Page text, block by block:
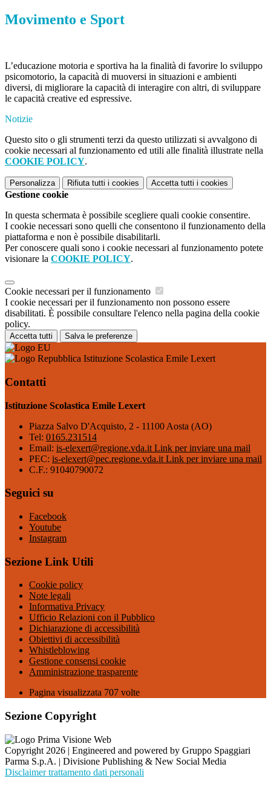
Movimento e Sport
L’educazione motoria e sportiva ha la finalità di favorire lo sviluppo
psicomotorio, la capacità di muoversi in situazioni e ambienti
diversi, di migliorare la capacità di interagire con altri, di sviluppare
le capacità creative ed espressive.
Notizie
Questo sito o gli strumenti terzi da questo utilizzati si avvalgono di
cookie necessari al funzionamento ed utili alle finalità illustrate nella
COOKIE POLICY.
Personalizza Rifiuta tutti i cookies Accetta tutti i cookies
Gestione cookie
In questa schermata è possibile scegliere quali cookie consentire.
I cookie necessari sono quelli che consentono il funzionamento della
piattaforma e non è possibile disabilitarli.
Per conoscere quali sono i cookie necessari al funzionamento potete
visionare la COOKIE POLICY.
Cookie necessari per il funzionamento
I cookie necessari per il funzionamento non possono essere
disabilitati. È possibile consultare l'elenco nella pagina della cookie
policy.
Accetta tutti Salva le preferenze
Istituzione Scolastica Emile Lexert
Contatti
Istituzione Scolastica Emile Lexert
Piazza Salvo D'Acquisto, 2 - 11100 Aosta (AO)
Tel: 0165.231514
Email: is-elexert@regione.vda.it Link per inviare una mail
PEC: is-elexert@pec.regione.vda.it Link per inviare una mail
C.F.: 91040790072
Seguici su
Facebook
Youtube
Instagram
Sezione Link Utili
Cookie policy
Note legali
Informativa Privacy
Ufficio Relazioni con il Pubblico
Dichiarazione di accessibilità
Obiettivi di accessibilità
Whistleblowing
Gestione consensi cookie
Amministrazione trasparente
Pagina visualizzata 707 volte
Sezione Copyright
Copyright 2026 | Engineered and powered by Gruppo Spaggiari
Parma S.p.A. | Divisione Publishing & New Social Media
Disclaimer trattamento dati personali